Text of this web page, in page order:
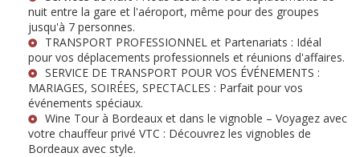
nuit entre la gare et l'aéroport, même pour des groupes
jusqu'à 7 personnes.
TRANSPORT PROFESSIONNEL et Partenariats : Idéal
pour vos déplacements professionnels et réunions d'affaires.
SERVICE DE TRANSPORT POUR VOS ÉVÉNEMENTS :
MARIAGES, SOIRÉES, SPECTACLES : Parfait pour vos
événements spéciaux.
Wine Tour à Bordeaux et dans le vignoble – Voyagez avec
votre chauffeur privé VTC : Découvrez les vignobles de
Bordeaux avec style.